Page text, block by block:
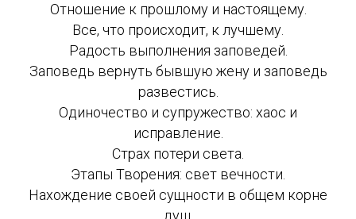
Отношение к прошлому и настоящему.
Все, что происходит, к лучшему.
Радость выполнения заповедей.
Заповедь вернуть бывшую жену и заповедь
развестись.
Одиночество и супружество: хаос и
исправление.
Страх потери света.
Этапы Творения: свет вечности.
Нахождение своей сущности в общем корне
душ.